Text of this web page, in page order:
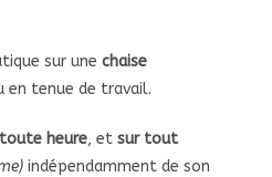
sur une chaise
en tenue de travail.
heure, et sur tout
indépendamment de son